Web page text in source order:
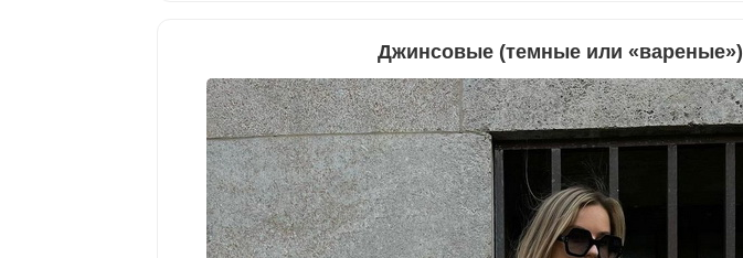
Джинсовые (темные или «вареные»)